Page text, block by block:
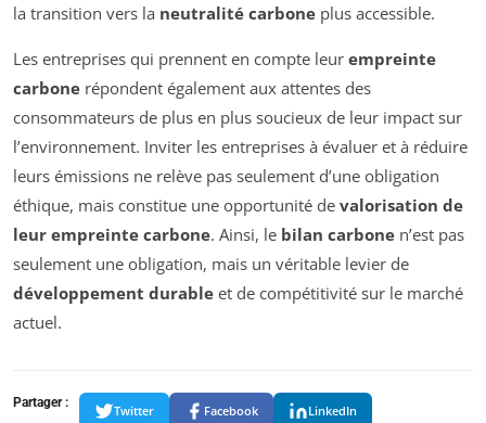
la transition vers la neutralité carbone plus accessible.
Les entreprises qui prennent en compte leur empreinte
carbone répondent également aux attentes des
consommateurs de plus en plus soucieux de leur impact sur
l’environnement. Inviter les entreprises à évaluer et à réduire
leurs émissions ne relève pas seulement d’une obligation
éthique, mais constitue une opportunité de valorisation de
leur empreinte carbone. Ainsi, le bilan carbone n’est pas
seulement une obligation, mais un véritable levier de
développement durable et de compétitivité sur le marché
actuel.
Partager :
Twitter Facebook LinkedIn